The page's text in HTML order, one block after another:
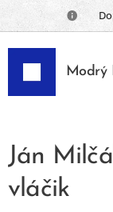
📦
Modrý
Ján
vláčik